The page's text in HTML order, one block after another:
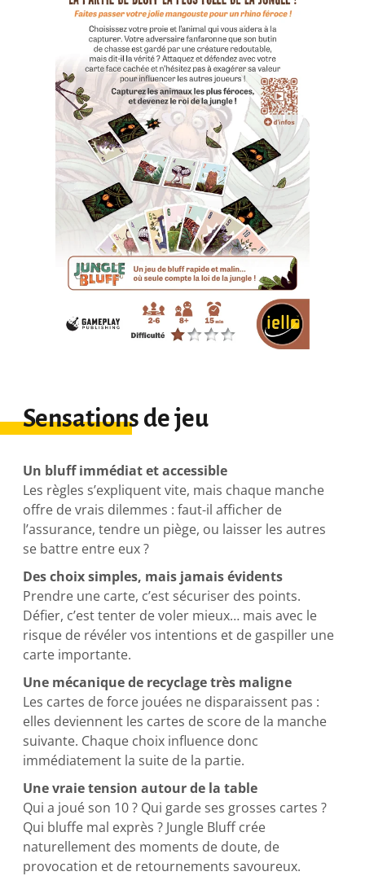
Sensations de jeu
Un bluff immédiat et accessible
Les règles s’expliquent vite, mais chaque manche
offre de vrais dilemmes : faut-il afficher de
l’assurance, tendre un piège, ou laisser les autres
se battre entre eux ?
Des choix simples, mais jamais évidents
Prendre une carte, c’est sécuriser des points.
Défier, c’est tenter de voler mieux… mais avec le
risque de révéler vos intentions et de gaspiller une
carte importante.
Une mécanique de recyclage très maligne
Les cartes de force jouées ne disparaissent pas :
elles deviennent les cartes de score de la manche
suivante. Chaque choix influence donc
immédiatement la suite de la partie.
Une vraie tension autour de la table
Qui a joué son 10 ? Qui garde ses grosses cartes ?
Qui bluffe mal exprès ? Jungle Bluff crée
naturellement des moments de doute, de
provocation et de retournements savoureux.